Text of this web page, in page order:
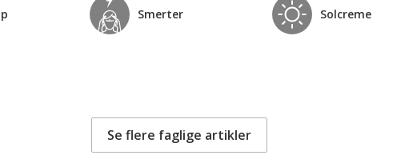
Smerter Solcreme
Se flere faglige artikler